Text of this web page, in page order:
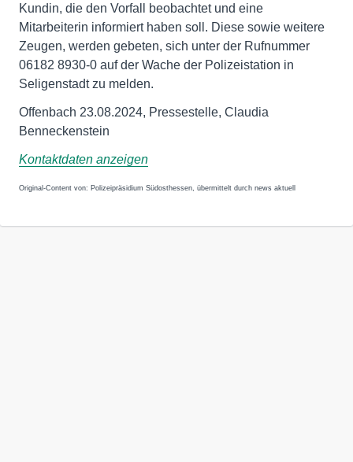
Kundin, die den Vorfall beobachtet und eine
Mitarbeiterin informiert haben soll. Diese sowie weitere
Zeugen, werden gebeten, sich unter der Rufnummer
06182 8930-0 auf der Wache der Polizeistation in
Seligenstadt zu melden.
Offenbach 23.08.2024, Pressestelle, Claudia
Benneckenstein
Kontaktdaten anzeigen
Original-Content von: Polizeipräsidium Südosthessen, übermittelt durch news aktuell